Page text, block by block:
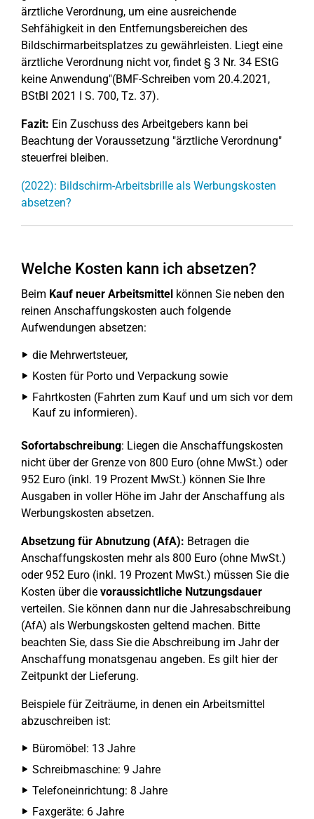
ärztliche Verordnung, um eine ausreichende
Sehfähigkeit in den Entfernungsbereichen des
Bildschirmarbeitsplatzes zu gewährleisten. Liegt eine
ärztliche Verordnung nicht vor, findet § 3 Nr. 34 EStG
keine Anwendung"(BMF-Schreiben vom 20.4.2021,
BStBl 2021 I S. 700, Tz. 37).
Fazit: Ein Zuschuss des Arbeitgebers kann bei
Beachtung der Voraussetzung "ärztliche Verordnung"
steuerfrei bleiben.
(2022): Bildschirm-Arbeitsbrille als Werbungskosten
absetzen?
Welche Kosten kann ich absetzen?
Beim Kauf neuer Arbeitsmittel können Sie neben den
reinen Anschaffungskosten auch folgende
Aufwendungen absetzen:
die Mehrwertsteuer,
Kosten für Porto und Verpackung sowie
Fahrtkosten (Fahrten zum Kauf und um sich vor dem
Kauf zu informieren).
Sofortabschreibung: Liegen die Anschaffungskosten
nicht über der Grenze von 800 Euro (ohne MwSt.) oder
952 Euro (inkl. 19 Prozent MwSt.) können Sie Ihre
Ausgaben in voller Höhe im Jahr der Anschaffung als
Werbungskosten absetzen.
Absetzung für Abnutzung (AfA): Betragen die
Anschaffungskosten mehr als 800 Euro (ohne MwSt.)
oder 952 Euro (inkl. 19 Prozent MwSt.) müssen Sie die
Kosten über die voraussichtliche Nutzungsdauer
verteilen. Sie können dann nur die Jahresabschreibung
(AfA) als Werbungskosten geltend machen. Bitte
beachten Sie, dass Sie die Abschreibung im Jahr der
Anschaffung monatsgenau angeben. Es gilt hier der
Zeitpunkt der Lieferung.
Beispiele für Zeiträume, in denen ein Arbeitsmittel
abzuschreiben ist:
Büromöbel: 13 Jahre
Schreibmaschine: 9 Jahre
Telefoneinrichtung: 8 Jahre
Faxgeräte: 6 Jahre